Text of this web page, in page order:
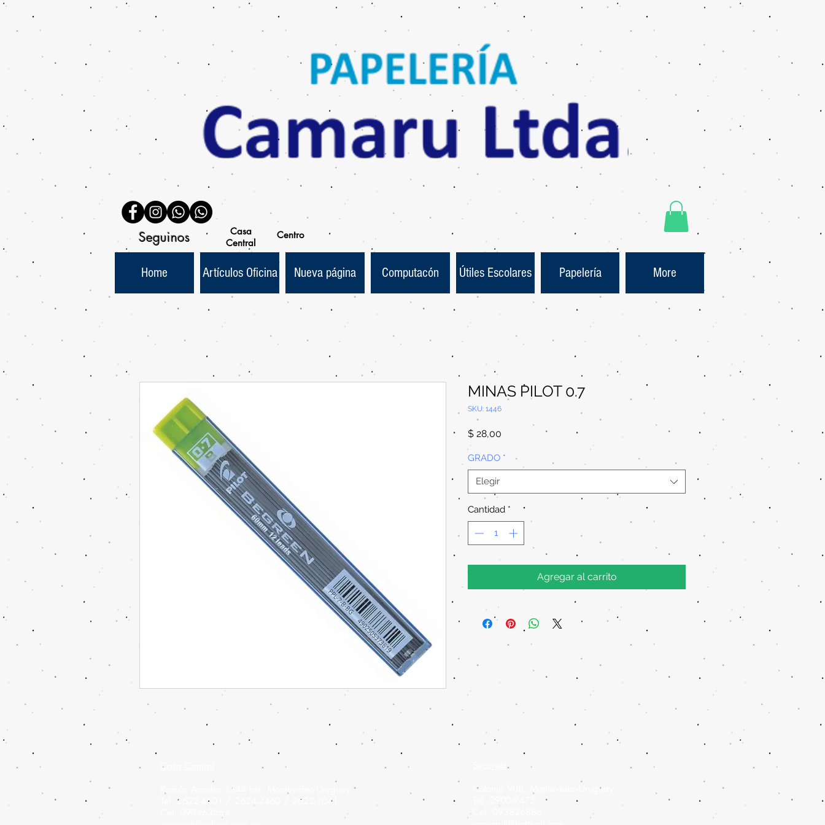
Seguinos
Casa
Central
Centro
Home Artículos Oficina Nueva página Computacón Útiles Escolares Papelería More
MINAS PILOT 0.7
SKU: 1446
$ 28,00
GRADO *
Elegir
Cantidad *
Agregar al carrito
Casa Central
Ramón Anador 3544 bis, Montevideo-Uruguay
Tel: 2622-4601 / 2624-2460 / 2622-1041
Colonia 908,
Montevideo-Uruguay